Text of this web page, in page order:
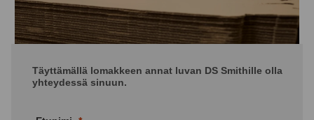
Täyttämällä lomakkeen annat luvan DS Smithille olla
yhteydessä sinuun.